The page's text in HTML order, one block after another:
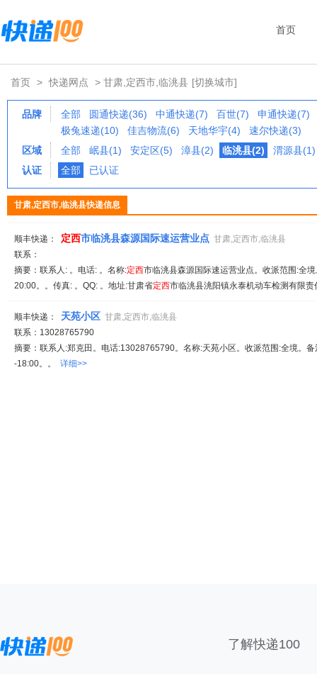
首页
首页 > 快递网点 > 甘肃,定西市,临洮县 [切换城市]
品牌 全部 圆通快递(36) 中通快递(7) 百世(7)
申通快递(7)
极兔速递(10)
佳吉物流(6) 天地华宇(4)
速尔快递(3)
区域
全部 岷县(1) 安定区(5) 漳县(2) 临洮县(2)
渭源县(1)
认证
全部 已认证
甘肃,定西市,临洮县快递信息
顺丰快递： 定西市临洮县森源国际速运营业点 甘肃,定西市,临洮县
联系：
摘要：联系人: 。电话: 。名称:定西市临洮县森源国际速运营业点。收派范围:全
20:00。。传真: 。QQ: 。地址:甘肃省定西市临洮县洮阳镇永泰机动车检测有限
顺丰快递： 天苑小区 甘肃,定西市,临洮县
联系：13028765790
摘要：联系人:郑克田。电话:13028765790。名称:天苑小区。收派范围:全境。
-18:00。。 详细>>
了解快递100